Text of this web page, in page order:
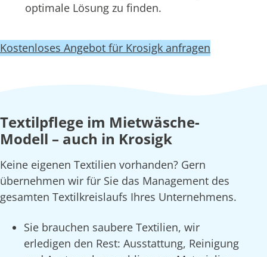
optimale Lösung zu finden.
Kostenloses Angebot für Krosigk anfragen
Textilpflege im Mietwäsche-
Modell – auch in Krosigk
Keine eigenen Textilien vorhanden? Gern
übernehmen wir für Sie das Management des
gesamten Textilkreislaufs Ihres Unternehmens.
Sie brauchen saubere Textilien, wir
erledigen den Rest: Ausstattung, Reinigung